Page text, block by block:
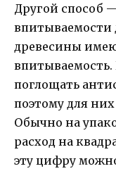
Другой способ
впитываемости
древесины
поглощать
поэтому для
Обычно на
расход на
эту цифру